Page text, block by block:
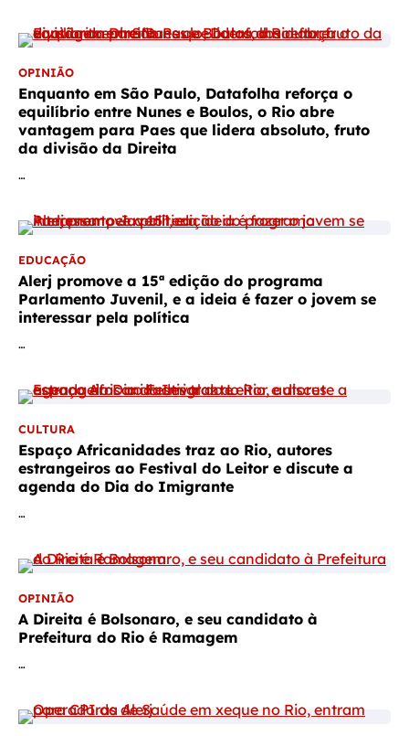
OPINIÃO
Enquanto em São Paulo, Datafolha reforça o
equilíbrio entre Nunes e Boulos, o Rio abre
vantagem para Paes que lidera absoluto, fruto
da divisão da Direita
…
EDUCAÇÃO
Alerj promove a 15ª edição do programa
Parlamento Juvenil, e a ideia é fazer o jovem se
interessar pela política
…
CULTURA
Espaço Africanidades traz ao Rio, autores
estrangeiros ao Festival do Leitor e discute a
agenda do Dia do Imigrante
…
OPINIÃO
A Direita é Bolsonaro, e seu candidato à
Prefeitura do Rio é Ramagem
…